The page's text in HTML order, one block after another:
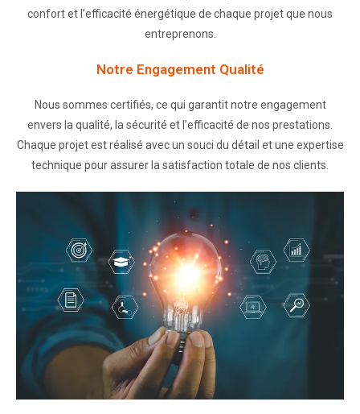
confort et l’efficacité énergétique de chaque projet que nous
entreprenons.
Notre Engagement Qualité
Nous sommes certifiés, ce qui garantit notre engagement
envers la qualité, la sécurité et l’efficacité de nos prestations.
Chaque projet est réalisé avec un souci du détail et une expertise
technique pour assurer la satisfaction totale de nos clients.